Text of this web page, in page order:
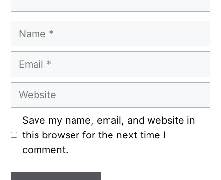
Name
Email
Website
Save my name, email, and website in
this browser for the next time I
comment.